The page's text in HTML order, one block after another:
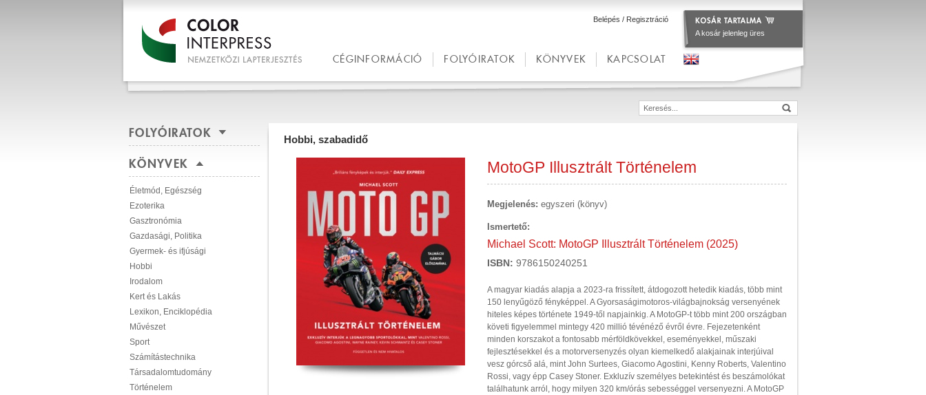
Belépés / Regisztráció
A kosár jelenleg üres
CÉGINFORMÁCIÓ FOLYÓIRATOK KÖNYVEK KAPCSOLAT
FOLYÓIRATOK
KÖNYVEK
Életmód, Egészség
Ezoterika
Gasztronómia
Gazdasági, Politika
Gyermek- és ifjúsági
Hobbi
Irodalom
Kert és Lakás
Lexikon, Enciklopédia
Művészet
Sport
Számítástechnika
Társadalomtudomány
Történelem
Hobbi, szabadidő
MotoGP Illusztrált Történelem
Megjelenés: egyszeri (könyv)
Ismertető:
Michael Scott: MotoGP Illusztrált Történelem (2025)
ISBN: 9786150240251
A magyar kiadás alapja a 2023-ra frissített, átdogozott hetedik kiadás, több mint
150 lenyűgöző fényképpel. A Gyorsaságimotoros-világbajnokság versenyének
hiteles képes története 1949-től napjainkig. A MotoGP-t több mint 200 országban
követi figyelemmel mintegy 420 millió tévénéző évről évre. Fejezetenként
minden korszakot a fontosabb mérföldkövekkel, eseményekkel, műszaki
fejlesztésekkel és a motorversenyzés olyan kiemelkedő alakjainak interjúival
vesz górcső alá, mint John Surtees, Giacomo Agostini, Kenny Roberts, Valentino
Rossi, vagy épp Casey Stoner. Exkluzív személyes betekintést és beszámolókat
találhatunk arról, hogy milyen 320 km/órás sebességgel versenyezni. A MotoGP